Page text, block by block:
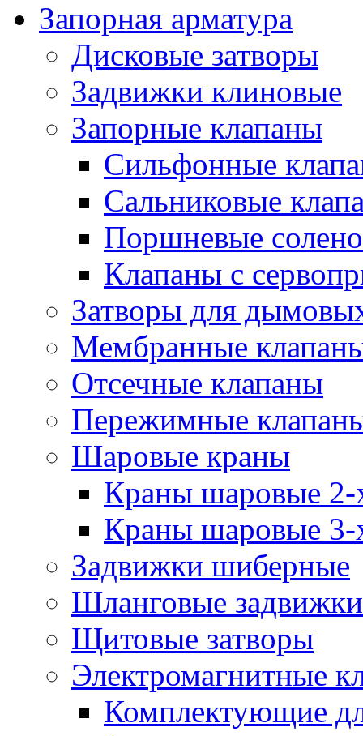
Запорная арматура
Дисковые затворы
Задвижки клиновые
Запорные клапаны
Сильфонные
Сальниковые
Поршневые
Клапаны с
Затворы для
Мембранные
Отсечные клапаны
Пережимные
Шаровые краны
Краны шаровые 2-
Краны шаровые 3-
Задвижки шиберные
Шланговые задвижки
Щитовые затворы
Электромагнитные
Комплектующие